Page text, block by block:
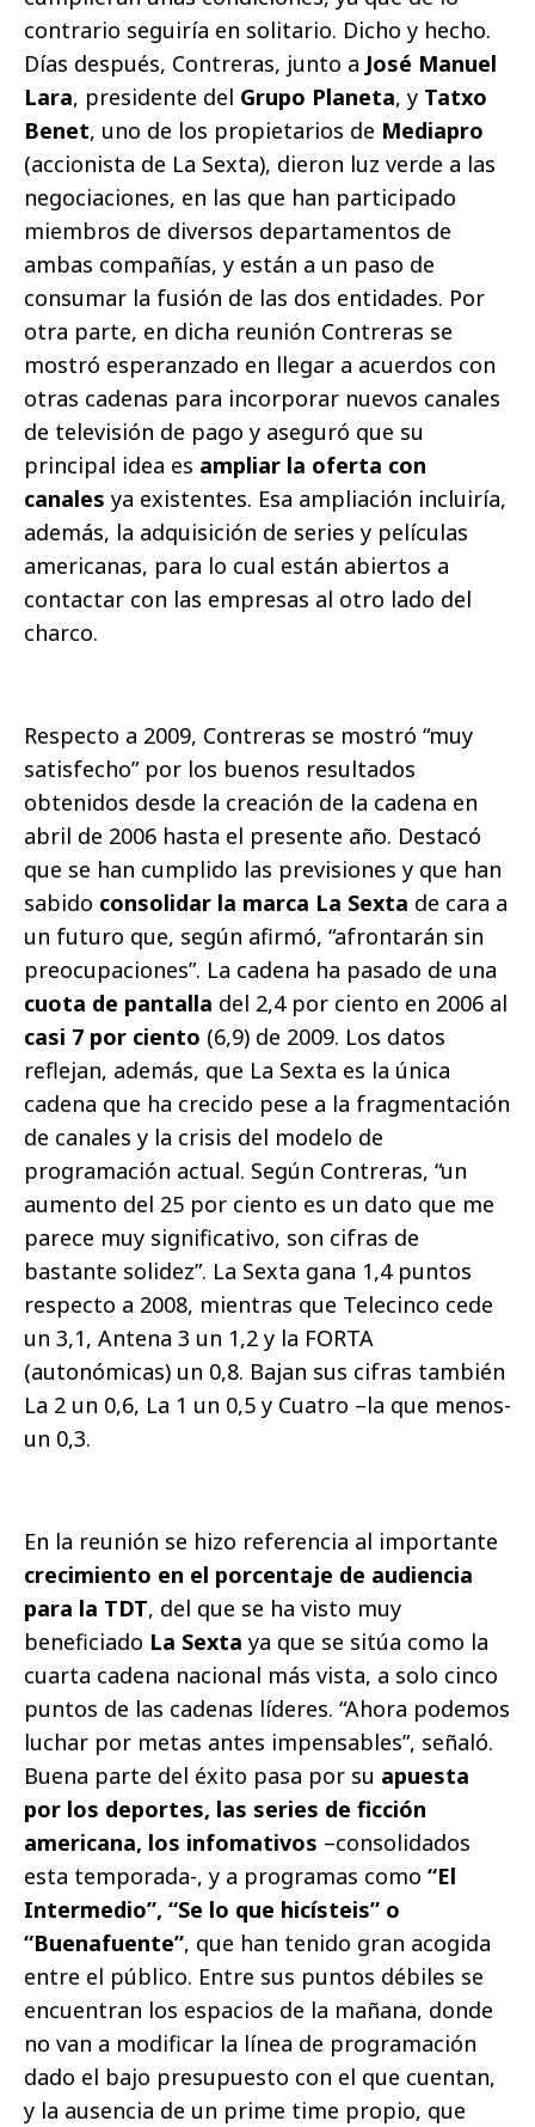
contrario seguiría en solitario. Dicho y hecho.
Días después, Contreras, junto a José Manuel
Lara, presidente del Grupo Planeta, y Tatxo
Benet, uno de los propietarios de Mediapro
(accionista de La Sexta), dieron luz verde a las
negociaciones, en las que han participado
miembros de diversos departamentos de
ambas compañías, y están a un paso de
consumar la fusión de las dos entidades. Por
otra parte, en dicha reunión Contreras se
mostró esperanzado en llegar a acuerdos con
otras cadenas para incorporar nuevos canales
de televisión de pago y aseguró que su
principal idea es ampliar la oferta con
canales ya existentes. Esa ampliación incluiría,
además, la adquisición de series y películas
americanas, para lo cual están abiertos a
contactar con las empresas al otro lado del
charco.
Respecto a 2009, Contreras se mostró “muy
satisfecho” por los buenos resultados
obtenidos desde la creación de la cadena en
abril de 2006 hasta el presente año. Destacó
que se han cumplido las previsiones y que han
sabido consolidar la marca La Sexta de cara a
un futuro que, según afirmó, “afrontarán sin
preocupaciones”. La cadena ha pasado de una
cuota de pantalla del 2,4 por ciento en 2006 al
casi 7 por ciento (6,9) de 2009. Los datos
reflejan, además, que La Sexta es la única
cadena que ha crecido pese a la fragmentación
de canales y la crisis del modelo de
programación actual. Según Contreras, “un
aumento del 25 por ciento es un dato que me
parece muy significativo, son cifras de
bastante solidez”. La Sexta gana 1,4 puntos
respecto a 2008, mientras que Telecinco cede
un 3,1, Antena 3 un 1,2 y la FORTA
(autonómicas) un 0,8. Bajan sus cifras también
La 2 un 0,6, La 1 un 0,5 y Cuatro –la que menos-
un 0,3.
En la reunión se hizo referencia al importante
crecimiento en el porcentaje de audiencia
para la TDT, del que se ha visto muy
beneficiado La Sexta ya que se sitúa como la
cuarta cadena nacional más vista, a solo cinco
puntos de las cadenas líderes. “Ahora podemos
luchar por metas antes impensables”, señaló.
Buena parte del éxito pasa por su apuesta
por los deportes, las series de ficción
americana, los infomativos –consolidados
esta temporada-, y a programas como “El
Intermedio”, “Se lo que hicísteis” o
“Buenafuente”, que han tenido gran acogida
entre el público. Entre sus puntos débiles se
encuentran los espacios de la mañana, donde
no van a modificar la línea de programación
dado el bajo presupuesto con el que cuentan,
y la ausencia de un prime time propio, que